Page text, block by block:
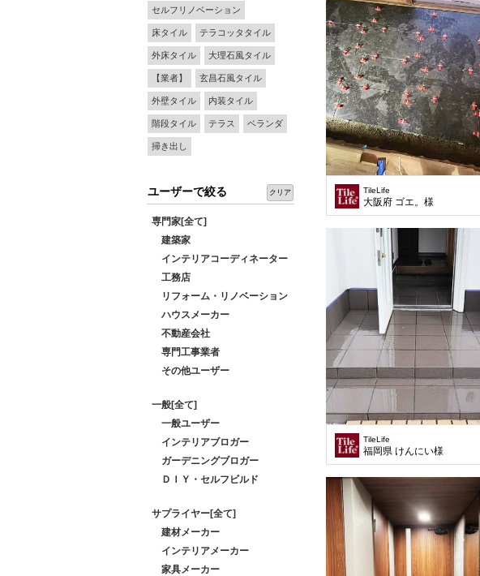
セルフリノベーション
床タイル テラコッタタイル
外床タイル 大理石風タイル
【業者】 玄昌石風タイル
外壁タイル 内装タイル
階段タイル テラス ベランダ
掃き出し
ユーザーで絞る クリア
専門家[全て]
建築家
インテリアコーディネーター
工務店
リフォーム・リノベーション
ハウスメーカー
不動産会社
専門工事業者
その他ユーザー
一般[全て]
一般ユーザー
インテリアブロガー
ガーデニングブロガー
ＤＩＹ・セルフビルド
サプライヤー[全て]
建材メーカー
インテリアメーカー
家具メーカー
TileLife
大阪府 ゴエ。様
TileLife
福岡県 けんにい様